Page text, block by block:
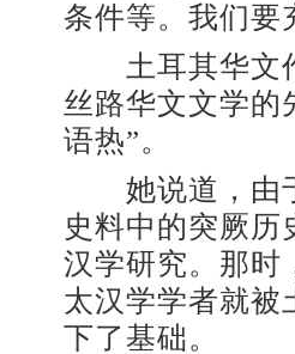
条件等。我们要
土耳其华文作
丝路华文文学的
语热”。
她说道，由于
史料中的突厥历
汉学研究。那时
太汉学学者就被
下了基础。